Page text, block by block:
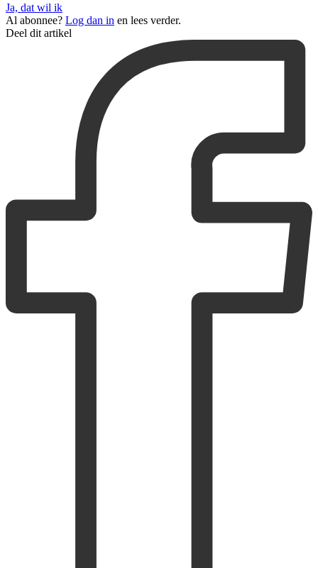
Ja, dat wil ik
Al abonnee? Log dan in en lees verder.
Deel dit artikel